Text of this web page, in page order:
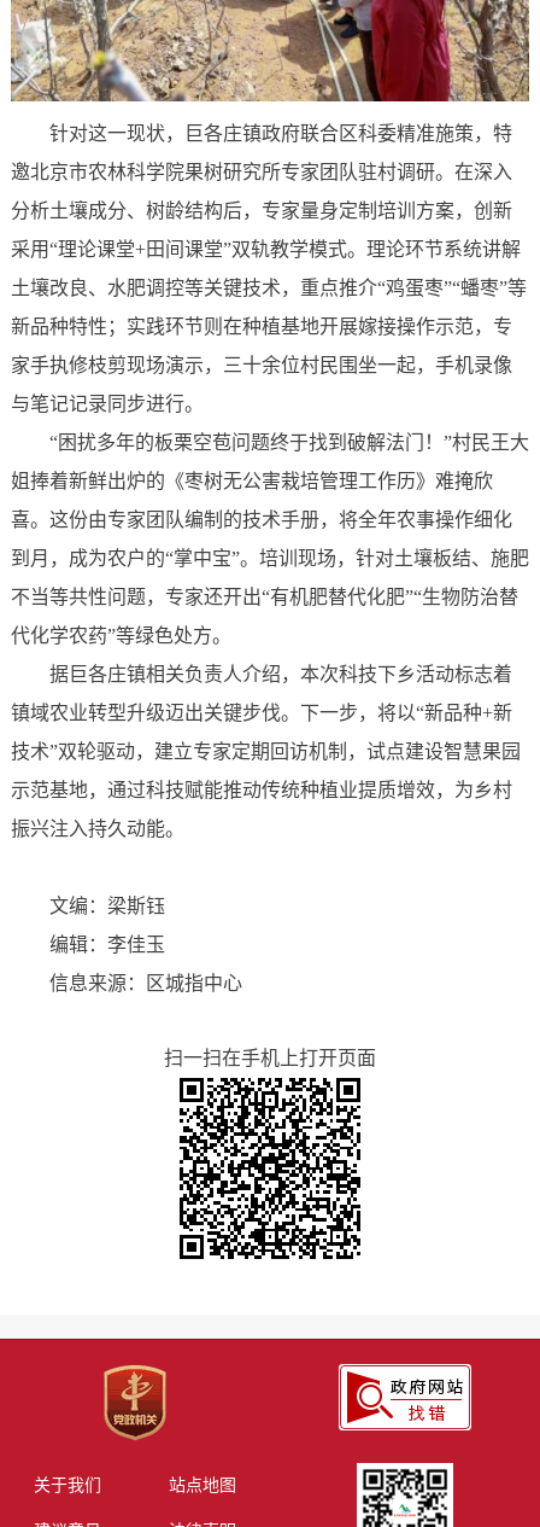
针对这一现状，巨各庄镇政府联合区科委精准施策，特
邀北京市农林科学院果树研究所专家团队驻村调研。在深入
分析土壤成分、树龄结构后，专家量身定制培训方案，创新
采用“理论课堂+田间课堂”双轨教学模式。理论环节系统讲解
土壤改良、水肥调控等关键技术，重点推介“鸡蛋枣”“蟠枣”等
新品种特性；实践环节则在种植基地开展嫁接操作示范，专
家手执修枝剪现场演示，三十余位村民围坐一起，手机录像
与笔记记录同步进行。
“困扰多年的板栗空苞问题终于找到破解法门！”村民王大
姐捧着新鲜出炉的《枣树无公害栽培管理工作历》难掩欣
喜。这份由专家团队编制的技术手册，将全年农事操作细化
到月，成为农户的“掌中宝”。培训现场，针对土壤板结、施肥
不当等共性问题，专家还开出“有机肥替代化肥”“生物防治替
代化学农药”等绿色处方。
据巨各庄镇相关负责人介绍，本次科技下乡活动标志着
镇域农业转型升级迈出关键步伐。下一步，将以“新品种+新
技术”双轮驱动，建立专家定期回访机制，试点建设智慧果园
示范基地，通过科技赋能推动传统种植业提质增效，为乡村
振兴注入持久动能。
文编：梁斯钰
编辑：李佳玉
信息来源：区城指中心
扫一扫在手机上打开页面
关于我们 站点地图